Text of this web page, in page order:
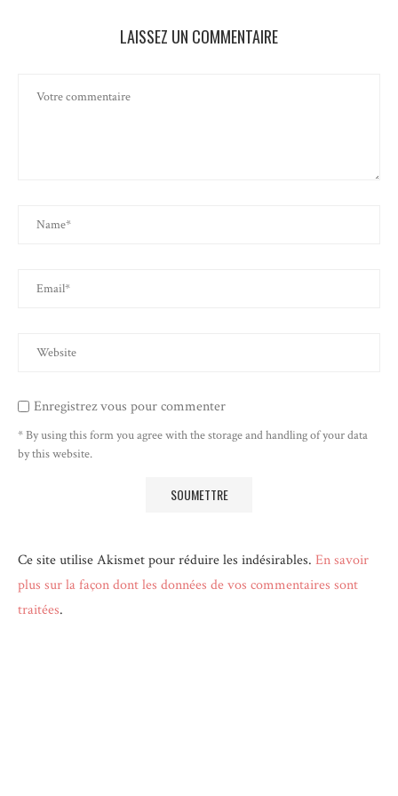
LAISSEZ UN COMMENTAIRE
Enregistrez vous pour commenter
* By using this form you agree with the storage and handling of your data
by this website.
Ce site utilise Akismet pour réduire les indésirables. En savoir
plus sur la façon dont les données de vos commentaires sont
traitées.